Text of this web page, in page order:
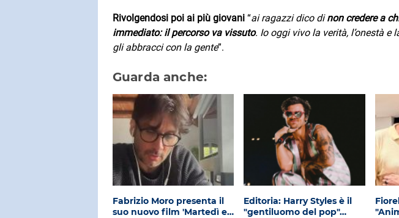
Rivolgendosi poi ai più giovani “ai ragazzi dico dinon credere a
immediato: il percorso va vissuto. Io oggi vivo la verità, l’onestà e
gli abbracci con la gente”.
Guarda anche:
Fabrizio Moro presenta il
suo nuovo film 'Martedì e…
Editoria: Harry Styles è il
"gentiluomo del pop"…